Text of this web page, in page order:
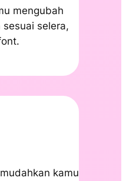
mengubah
selera,
kamu